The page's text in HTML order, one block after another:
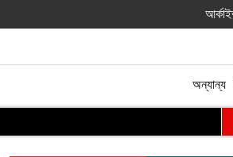
অন্যান্য